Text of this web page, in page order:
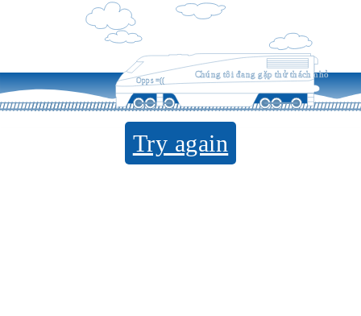
Opps =((
Chúng tôi đang gặp thử thách nhỏ
Try again